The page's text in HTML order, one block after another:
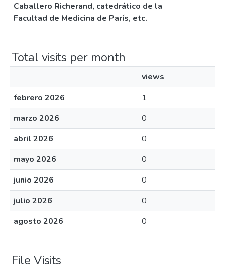
Caballero Richerand, catedrático de la
Facultad de Medicina de París, etc.
Total visits per month
views
febrero 2026
1
marzo 2026
0
abril 2026
0
mayo 2026
0
junio 2026
0
julio 2026
0
agosto 2026
0
File Visits